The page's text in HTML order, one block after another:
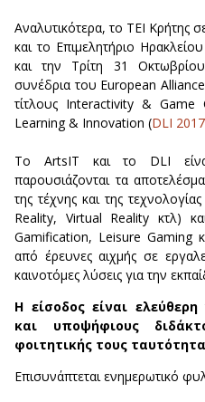
Αναλυτικότερα, το ΤΕΙ Κρήτης
και το Επιμελητήριο
και την Τρίτη 31
συνέδρια του European
τίτλους Interactivity & Game
Learning & Innovation (DLI 2017
Το ArtsIT και το DLI
παρουσιάζονται τα
της τέχνης και της
Reality, Virtual Reality κτλ)
Gamification, Leisure Gaming
από έρευνες αιχμής σε
καινοτόμες λύσεις για την
Η είσοδος είναι
και υποψήφιους
φοιτητικής τους
Επισυνάπτεται ενημερωτικό